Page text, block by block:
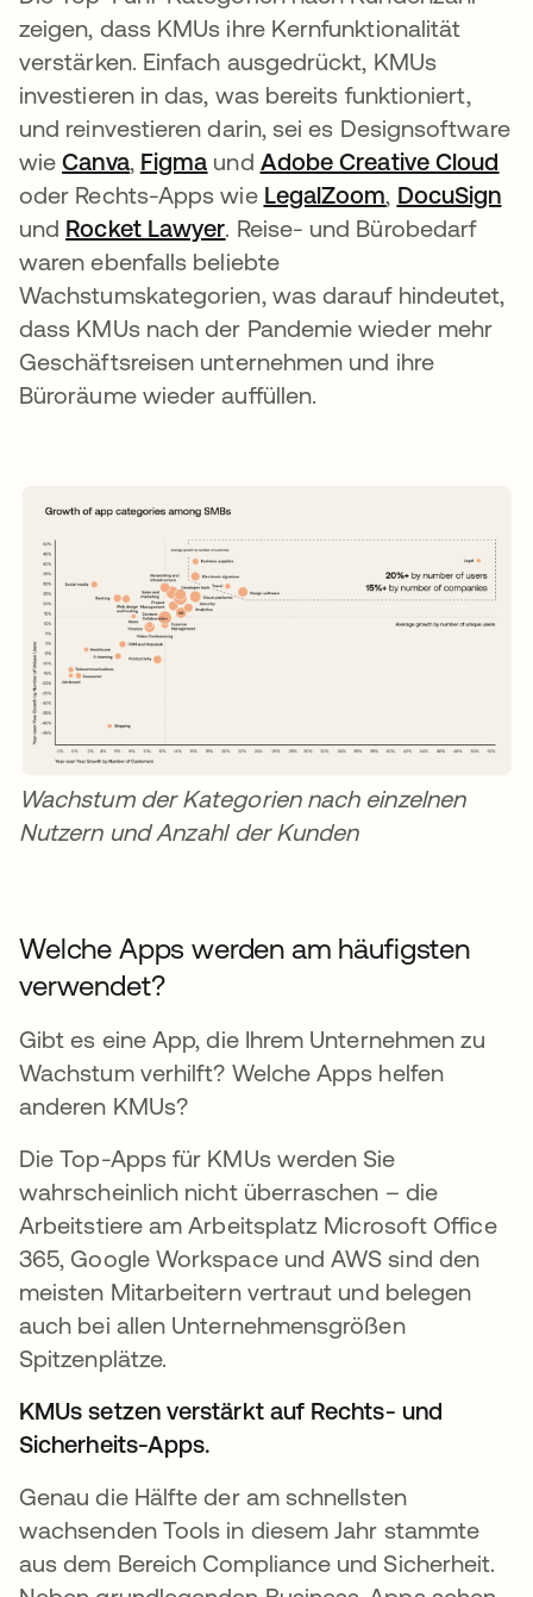
zeigen, dass KMUs ihre Kernfunktionalität
verstärken. Einfach ausgedrückt, KMUs
investieren in das, was bereits funktioniert,
und reinvestieren darin, sei es Designsoftware
wieCanvawird in einer neuen Registerkarte
, Figma wird in einer neuen
und Adobe Creative Cloud
oder Rechts-Apps wie LegalZoomwird in einer
, DocuSign
und Rocket Lawyerwird in einer neuen
. Reise- und Bürobedarf
waren ebenfalls beliebte
Wachstumskategorien, was darauf hindeutet,
dass KMUs nach der Pandemie wieder mehr
Geschäftsreisen unternehmen und ihre
Büroräume wieder auffüllen.
Wachstum der Kategorien nach einzelnen
Nutzern und Anzahl der Kunden
Welche Apps werden am häufigsten
verwendet?
Gibt es eine App, die Ihrem Unternehmen zu
Wachstum verhilft? Welche Apps helfen
anderen KMUs?
Die Top-Apps für KMUs werden Sie
wahrscheinlich nicht überraschen – die
Arbeitstiere am Arbeitsplatz Microsoft Office
365, Google Workspace und AWS sind den
meisten Mitarbeitern vertraut und belegen
auch bei allen Unternehmensgrößen
Spitzenplätze.
KMUs setzen verstärkt auf Rechts- und
Sicherheits-Apps.
Genau die Hälfte der am schnellsten
wachsenden Tools in diesem Jahr stammte
aus dem Bereich Compliance und Sicherheit.